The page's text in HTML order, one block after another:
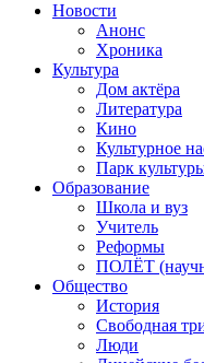
Новости
Анонс
Хроника
Культура
Дом актёра
Литература
Кино
Культурное
Парк
Образование
Школа и вуз
Учитель
Реформы
ПОЛЁТ
Общество
История
Свободная
Люди